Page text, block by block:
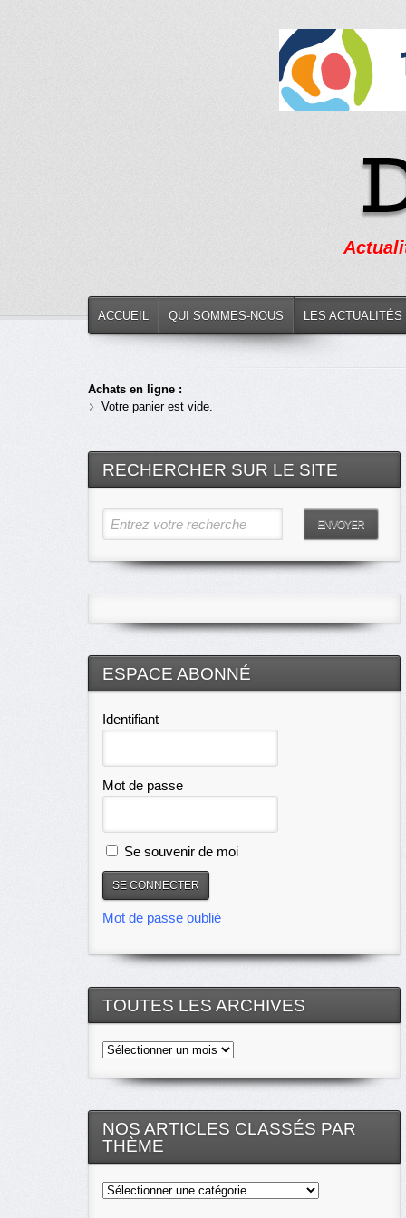
ACCUEIL QUI SOMMES-NOUS LES ACTUALITÉS
Achats en ligne :
Votre panier est vide.
RECHERCHER SUR LE SITE
Entrez votre recherche ENVOYER
ESPACE ABONNÉ
Identifiant
Mot de passe
Se souvenir de moi
Mot de passe oublié
TOUTES LES ARCHIVES
Toutes
archives
NOS ARTICLES CLASSÉS PAR
THÈME
Nos